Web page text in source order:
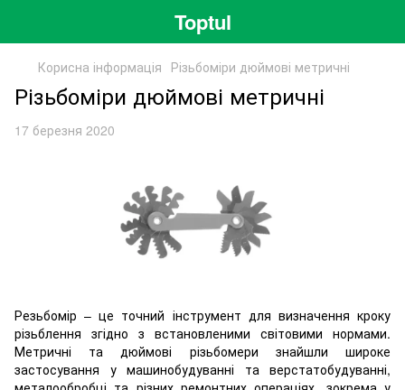
Toptul
Корисна інформація Різьбоміри дюймові метричні
Різьбоміри дюймові метричні
17 березня 2020
Резьбомір – це точний інструмент для визначення кроку
різьблення згідно з встановленими світовими нормами.
Метричні та дюймові різьбомери знайшли широке
застосування у машинобудуванні та верстатобудуванні,